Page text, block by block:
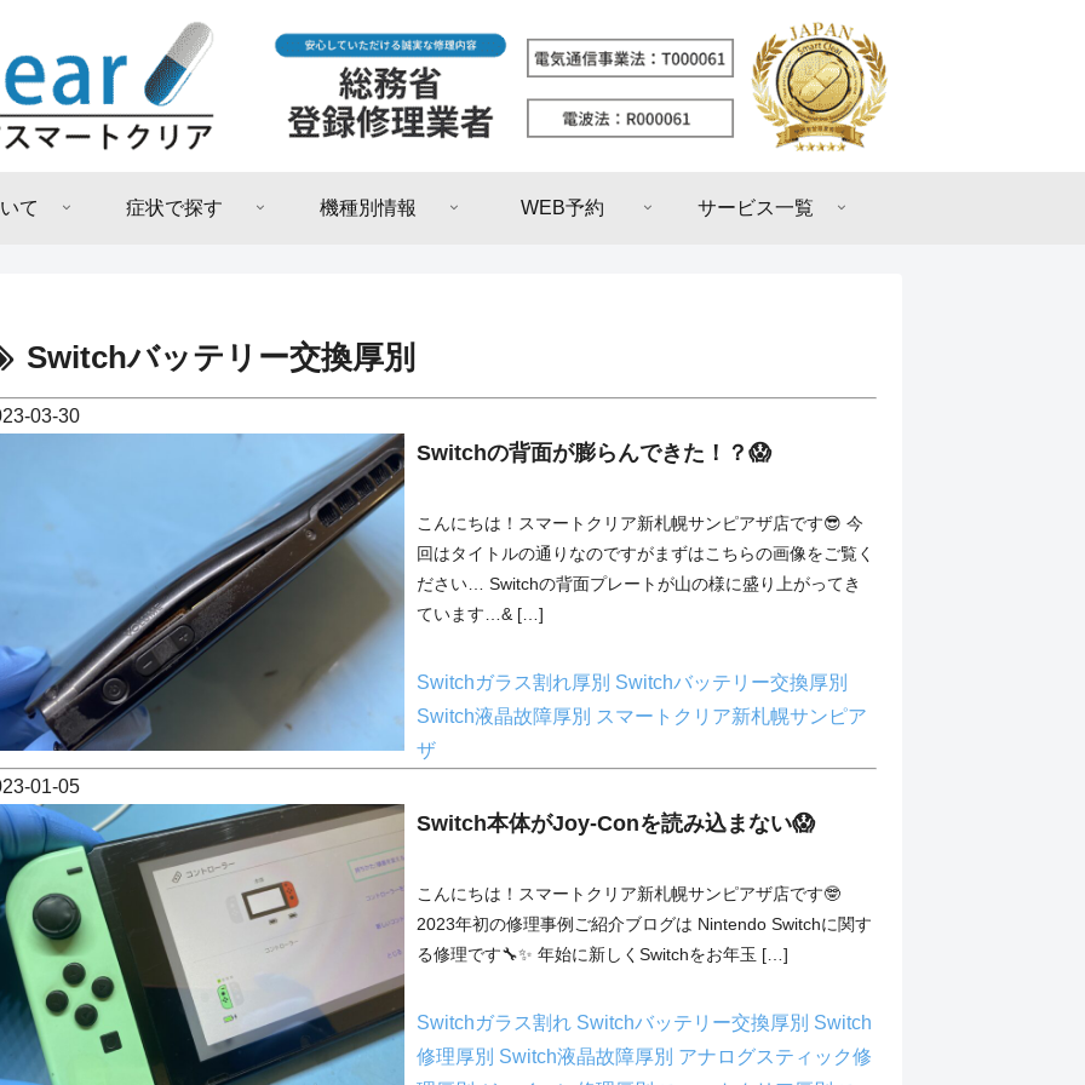
て 症状で探す 機種別情報 WEB予約 サービス一覧
Switchバッテリー交換厚別
03-30
Switchの背面が膨らんできた！？😱
こんにちは！スマートクリア新札幌サンピアザ店です😎 今
回はタイトルの通りなのですがまずはこちらの画像をご覧く
ださい… Switchの背面プレートが山の様に盛り上がってき
ています…& […]
Switchガラス割れ厚別 Switchバッテリー交換厚別
Switch液晶故障厚別 スマートクリア新札幌サンピア
ザ
01-05
Switch本体がJoy-Conを読み込まない😱
こんにちは！スマートクリア新札幌サンピアザ店です🤓
2023年初の修理事例ご紹介ブログは Nintendo Switchに関す
る修理です🔧✨ 年始に新しくSwitchをお年玉 […]
Switchガラス割れ Switchバッテリー交換厚別 Switch
修理厚別 Switch液晶故障厚別 アナログスティック修